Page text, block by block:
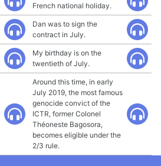
French national holiday.
Dan was to sign the
contract in July.
My birthday is on the
twentieth of July.
Around this time, in early
July 2019, the most famous
genocide convict of the
ICTR, former Colonel
Théoneste Bagosora,
becomes eligible under the
2/3 rule.